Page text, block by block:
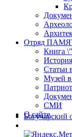
Отряд
Книга
Музей
СМИ
О сайте
Богучарский